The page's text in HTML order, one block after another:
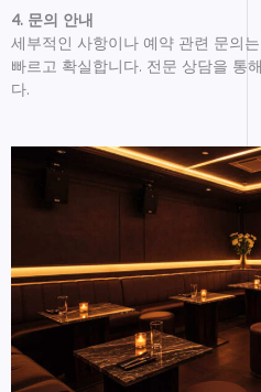
4. 문의 안내
세부적인 사항이나 예약 관련 문의
빠르고 확실합니다. 전문 상담을 통
다.